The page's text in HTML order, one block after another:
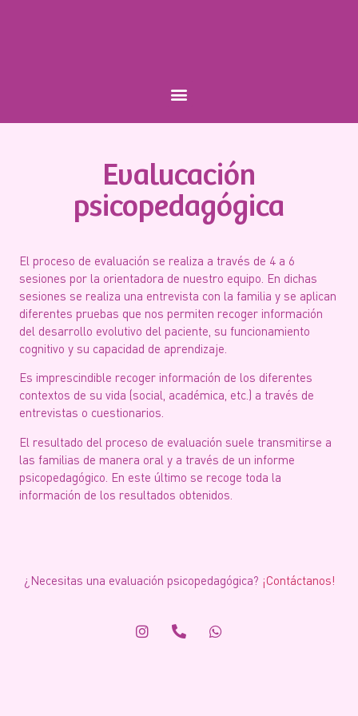
Evalucación
psicopedagógica
El proceso de evaluación se realiza a través de 4 a 6
sesiones por la orientadora de nuestro equipo. En dichas
sesiones se realiza una entrevista con la familia y se aplican
diferentes pruebas que nos permiten recoger información
del desarrollo evolutivo del paciente, su funcionamiento
cognitivo y su capacidad de aprendizaje.
Es imprescindible recoger información de los diferentes
contextos de su vida (social, académica, etc.) a través de
entrevistas o cuestionarios.
El resultado del proceso de evaluación suele transmitirse a
las familias de manera oral y a través de un informe
psicopedagógico. En este último se recoge toda la
información de los resultados obtenidos.
¿Necesitas una evaluación psicopedagógica? ¡Contáctanos!